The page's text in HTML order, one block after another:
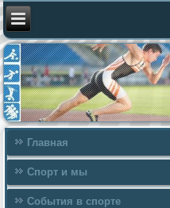
Главная
Спорт и мы
События в спорте